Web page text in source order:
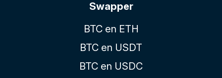
Swapper
BTC en ETH
BTC en USDT
BTC en USDC